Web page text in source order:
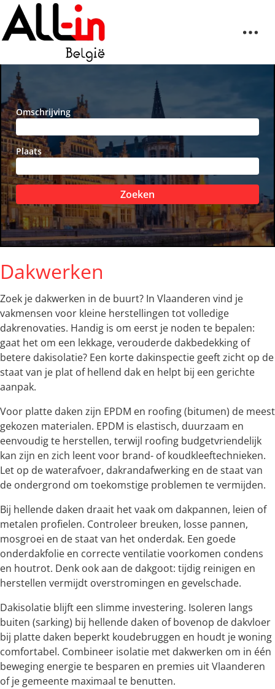
Omschrijving
Plaats
Zoeken
Dakwerken
Zoek je dakwerken in de buurt? In Vlaanderen vind je
vakmensen voor kleine herstellingen tot volledige
dakrenovaties. Handig is om eerst je noden te bepalen:
gaat het om een lekkage, verouderde dakbedekking of
betere dakisolatie? Een korte dakinspectie geeft zicht op de
staat van je plat of hellend dak en helpt bij een gerichte
aanpak.
Voor platte daken zijn EPDM en roofing (bitumen) de meest
gekozen materialen. EPDM is elastisch, duurzaam en
eenvoudig te herstellen, terwijl roofing budgetvriendelijk
kan zijn en zich leent voor brand- of koudkleeftechnieken.
Let op de waterafvoer, dakrandafwerking en de staat van
de ondergrond om toekomstige problemen te vermijden.
Bij hellende daken draait het vaak om dakpannen, leien of
metalen profielen. Controleer breuken, losse pannen,
mosgroei en de staat van het onderdak. Een goede
onderdakfolie en correcte ventilatie voorkomen condens
en houtrot. Denk ook aan de dakgoot: tijdig reinigen en
herstellen vermijdt overstromingen en gevelschade.
Dakisolatie blijft een slimme investering. Isoleren langs
buiten (sarking) bij hellende daken of bovenop de dakvloer
bij platte daken beperkt koudebruggen en houdt je woning
comfortabel. Combineer isolatie met dakwerken om in één
beweging energie te besparen en premies uit Vlaanderen
of je gemeente maximaal te benutten.